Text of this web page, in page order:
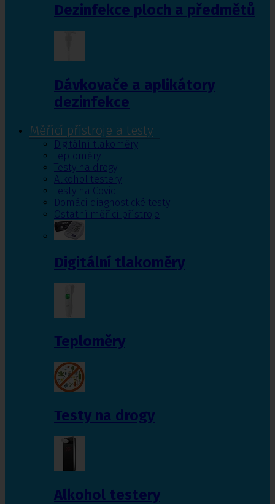
Dezinfekce ploch a předmětů
Dávkovače a aplikátory
dezinfekce
Měřící přístroje a testy
Digitální tlakoměry
Teploměry
Testy na drogy
Alkohol testery
Testy na Covid
Domácí diagnostické testy
Ostatní měřící přístroje
Digitální tlakoměry
Teploměry
Testy na drogy
Alkohol testery